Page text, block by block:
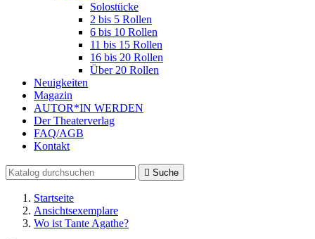
Solostücke
2 bis 5 Rollen
6 bis 10 Rollen
11 bis 15 Rollen
16 bis 20 Rollen
Über 20 Rollen
Neuigkeiten
Magazin
AUTOR*IN WERDEN
Der Theaterverlag
FAQ/AGB
Kontakt
 Suche
Startseite
Ansichtsexemplare
Wo ist Tante Agathe?